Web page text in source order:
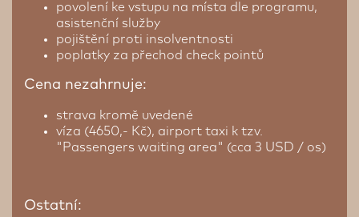
povolení ke vstupu na místa dle programu,
asistenční služby
pojištění proti insolventnosti
poplatky za přechod check pointů
Cena nezahrnuje:
strava kromě uvedené
víza (4650,- Kč), airport taxi k tzv.
"Passengers waiting area" (cca 3 USD / os)
Ostatní: